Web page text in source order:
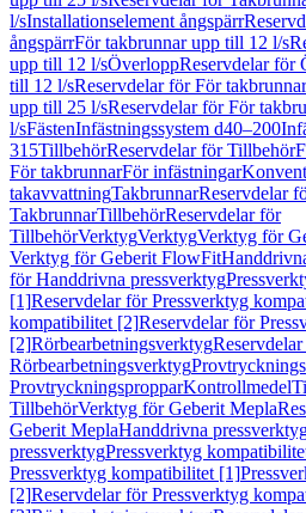
l/sInstallationselement ångspärr
ångspärrFör takbrunnar upp till 12 l/s
upp till 12 l/sÖverloppReservdelar för
till 12 l/sReservdelar för För
upp till 25 l/sReservdelar för För
l/sFästenInfästningssystem d40–200
315TillbehörReservdelar för Tillbehör
För takbrunnarFör infästningar
takavvattningTakbrunnarReservdelar
TakbrunnarTillbehörReservdelar för
TillbehörVerktygVerktygVerktyg för
Verktyg för Geberit FlowFit
för Handdrivna pressverktyg
[1]Reservdelar för Pressverktyg
kompatibilitet [2]Reservdelar för
[2]Rörbearbetningsverktyg
Rörbearbetningsverktyg
ProvtryckningspropparKontrollmedel
TillbehörVerktyg för Geberit Mepla
Geberit MeplaHanddrivna
pressverktygPressverktyg
Pressverktyg kompatibilitet [1]
[2]Reservdelar för Pressverktyg